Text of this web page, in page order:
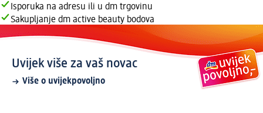
Isporuka na adresu ili u dm trgovinu
Sakupljanje dm active beauty bodova
Uvijek više za vaš novac
Više o uvijekpovoljno